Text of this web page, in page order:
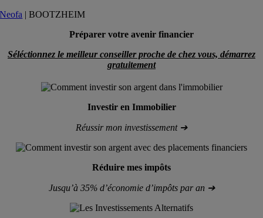
Neofa |BOOTZHEIM
Préparer votre avenir financier
Séléctionnez le meilleur conseiller proche de chez vous, démarrez
gratuitement
Investir en Immobilier
Réussir mon investissement ➔
Réduire mes impôts
Jusqu’à35% d’économie d’impôts par an ➔